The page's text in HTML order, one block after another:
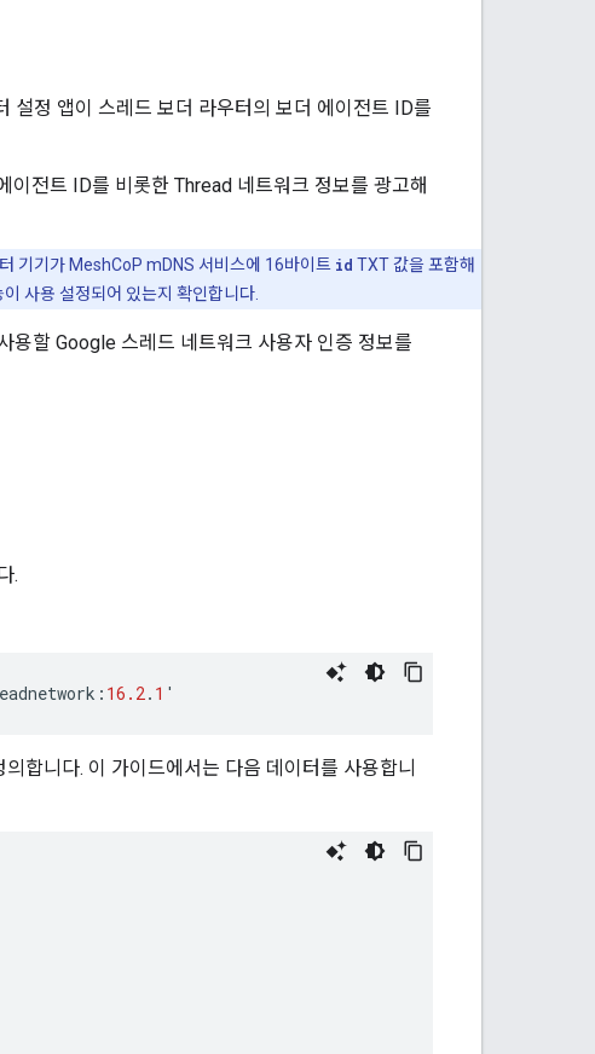
설정 앱이 스레드 보더 라우터의 보더 에이전트 ID를
이전트 ID를 비롯한 Thread 네트워크 정보를 광고해
기기가 MeshCoP mDNS 서비스에 16바이트 id TXT 값을 포함해
이 사용 설정되어 있는지 확인합니다.
용할 Google 스레드 네트워크 사용자 인증 정보를
.
: 16.2. 1 '
합니다. 이 가이드에서는 다음 데이터를 사용합니